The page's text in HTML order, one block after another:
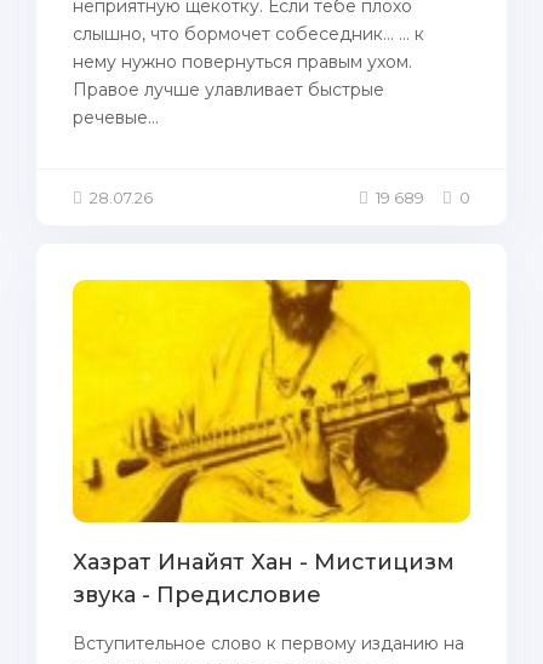
неприятную щекотку. Если тебе плохо
слышно, что бормочет собеседник… … к
нему нужно повернуться правым ухом.
Правое лучше улавливает быстрые
речевые...
28.07.26 19 689 0
Хазрат Инайят Хан - Мистицизм
звука - Предисловие
Вступительное слово к первому изданию на